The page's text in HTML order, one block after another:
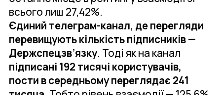
всього лиш 27,42%.
Єдиний телеграм-канал, де перегляди
перевищують кількість підписників —
Держспецзв’язку. Тоді як на канал
підписані 192 тисячі користувачів,
пости в середньому переглядає 241